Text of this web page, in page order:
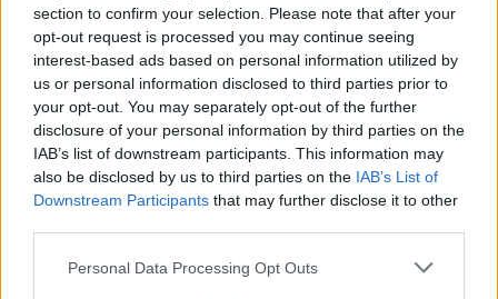
section to confirm your selection. Please note that after your
opt-out request is processed you may continue seeing
interest-based ads based on personal information utilized by
us or personal information disclosed to third parties prior to
your opt-out. You may separately opt-out of the further
disclosure of your personal information by third parties on the
IAB’s list of downstream participants. This information may
also be disclosed by us to third parties on the IAB’s List of
Downstream Participants that may further disclose it to other
Personal Data Processing Opt Outs
Обор Ниво Вид Цена
храна
Пещера за
хипопотам,
14
обикновен
майстор
строител
подобрение
---- ----
подобрение